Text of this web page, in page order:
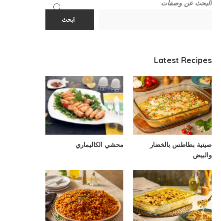
البحث عن وصفات
ابحث
Latest Recipes
صينية بطاطس بالخضار
والبيض
محشي الكاليماري